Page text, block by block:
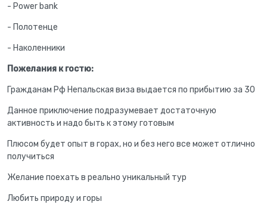
- Power bank
- Полотенце
- Наколенники
Пожелания к гостю:
Гражданам Рф Непальская виза выдается по прибытию за 30
Данное приключение подразумевает достаточную
активность и надо быть к этому готовым
Плюсом будет опыт в горах, но и без него все может отлично
получиться
Желание поехать в реально уникальный тур
Любить природу и горы